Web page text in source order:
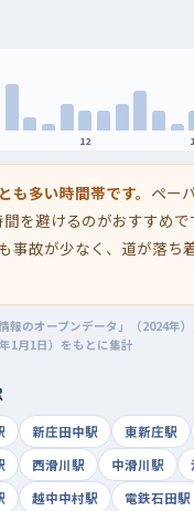
12
も多い時間帯です。 ペー
を避けるのがおすすめで
事故が少なく、道が落ち
報のオープンデータ」（2024年
1月1日）をもとに集計
新庄田中駅 東新庄駅
西滑川駅 中滑川駅
越中中村駅 電鉄石田駅